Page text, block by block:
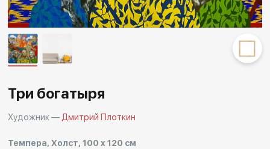
Другие проекты
Три богатыря
Художник —Дмитрий Плоткин
Темпера, Холст, 100 x 120 см